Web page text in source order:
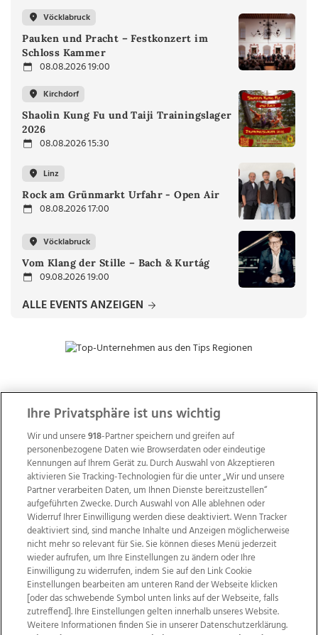
Vöcklabruck
Pauken und Pracht – Festkonzert im
Schloss Kammer
08.08.2026 19:00
Kirchdorf
Shaolin Kung Fu und Taiji Trainingslager
2026
08.08.2026 15:30
Linz
Rock am Grünmarkt Urfahr - Open Air
08.08.2026 17:00
Vöcklabruck
Vom Klang der Stille – Bach & Kurtág
09.08.2026 19:00
ALLE EVENTS ANZEIGEN
ZUR NACHRICHTENÜBERSICHT
Wir über uns Mediadaten Kontakt
Jobs
Datenschutz
Impressum
AGB Anzeigekunden
AGB Website
Ehrenkodex Politische Werbung
Ihre Privatsphäre ist uns wichtig
Wir und unsere918-Partner speichern und greifen auf
personenbezogene Daten wie Browserdaten oder eindeutige
Kennungen auf Ihrem Gerät zu. Durch Auswahl von Akzeptieren
aktivieren Sie Tracking-Technologien für die unter „Wir und unsere
Partner verarbeiten Daten, um Ihnen Dienste bereitzustellen“
aufgeführten Zwecke. Durch Auswahl von Alle ablehnen oder
Widerruf Ihrer Einwilligung werden diese deaktiviert. Wenn Tracker
deaktiviert sind, sind manche Inhalte und Anzeigen möglicherweise
nicht mehr so relevant für Sie. Sie können dieses Menü jederzeit
wieder aufrufen, um Ihre Einstellungen zu ändern oder Ihre
Einwilligung zu widerrufen, indem Sie auf den Link Cookie
Einstellungen bearbeiten am unteren Rand der Webseite klicken
[oder das schwebende Symbol unten links auf der Webseite, falls
zutreffend]. Ihre Einstellungen gelten innerhalb unseres Website.
Weitere Informationen finden Sie in unserer Datenschutzerklärung.